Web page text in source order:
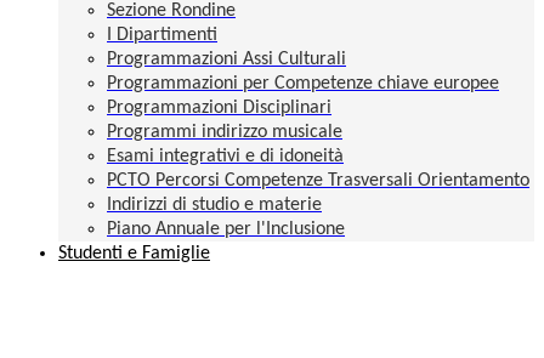
Sezione Rondine
I Dipartimenti
Programmazioni Assi Culturali
Programmazioni per Competenze chiave europee
Programmazioni Disciplinari
Programmi indirizzo musicale
Esami integrativi e di idoneità
PCTO Percorsi Competenze Trasversali Orientamento
Indirizzi di studio e materie
Piano Annuale per l'Inclusione
Studenti e Famiglie